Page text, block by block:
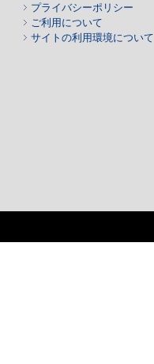
プライバシーポリシー
ご利用について
サイトの利用環境について